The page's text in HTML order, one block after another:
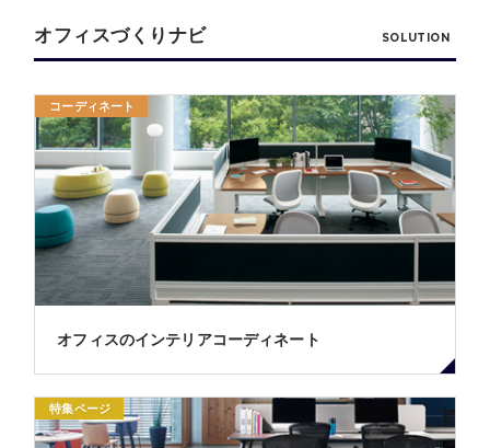
オフィスづくりナビ SOLUTION
コーディネート
オフィスのインテリアコーディネート
特集ページ